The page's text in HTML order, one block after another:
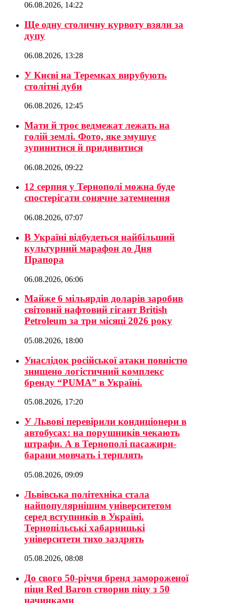
06.08.2026, 14:22
Ще одну столичну курвоту взяли за
дупу
06.08.2026, 13:28
У Києві на Теремках вирубують
столітні дуби
06.08.2026, 12:45
Мати й троє ведмежат лежать на
голій землі. Фото, яке змушує
зупинитися й придивитися
06.08.2026, 09:22
12 серпня у Тернополі можна буде
спостерігати сонячне затемнення
06.08.2026, 07:07
В Україні відбудеться найбільший
культурний марафон до Дня
Прапора
06.08.2026, 06:06
Майже 6 мільярдів доларів заробив
світовий нафтовий гігант British
Petroleum за три місяці 2026 року
05.08.2026, 18:00
Унаслідок російської атаки повністю
знищено логістичний комплекс
бренду “PUMA” в Україні.
05.08.2026, 17:20
У Львові перевірили кондиціонери в
автобусах: на порушників чекають
штрафи. А в Тернополі пасажири-
барани мовчать і терплять
05.08.2026, 09:09
Львівська політехніка стала
найпопулярнішим університетом
серед вступників в Україні.
Тернопільські хабарницькі
університети тихо заздрять
05.08.2026, 08:08
До свого 50-річчя бренд замороженої
піци Red Baron створив піцу з 50
начинками